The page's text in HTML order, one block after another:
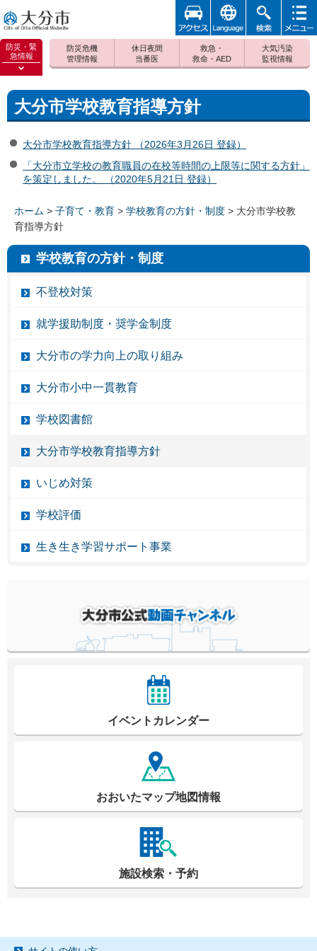
大分市
防災・緊
急情報
防災緊
を開く
防災危機
管理情報
休日夜間
当番医
救急・
救命・AED
大気汚染
監視情報
アクセ
ス
foreign 検索
メニュ
大分市学校教育指導方針
大分市学校教育指導方針 （2026年3月26日 登録）
「大分市立学校の教育職員の在校等時間の上限等に関する方針」
を策定しました。 （2020年5月21日 登録）
ホーム > 子育て・教育 > 学校教育の方針・制度 > 大分市学校教
育指導方針
学校教育の方針・制度
不登校対策
就学援助制度・奨学金制度
大分市の学力向上の取り組み
大分市小中一貫教育
学校図書館
大分市学校教育指導方針
いじめ対策
学校評価
生き生き学習サポート事業
イベントカレンダー
おおいたマップ地図情報
施設検索・予約